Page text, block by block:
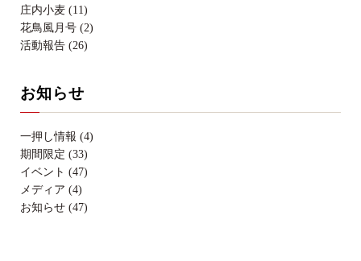
庄内小麦 (11)
花鳥風月号 (2)
活動報告 (26)
お知らせ
一押し情報 (4)
期間限定 (33)
イベント (47)
メディア (4)
お知らせ (47)